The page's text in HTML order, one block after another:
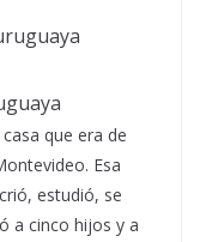
que era de
Esa
estudió, se
a cinco hijos y a